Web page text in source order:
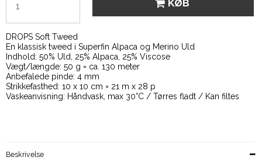
KØB
DROPS Soft Tweed
En klassisk tweed i Superfin Alpaca og Merino Uld
Indhold: 50% Uld, 25% Alpaca, 25% Viscose
Vægt/længde: 50 g = ca. 130 meter
Anbefalede pinde: 4 mm
Strikkefasthed: 10 x 10 cm = 21 m x 28 p
Vaskeanvisning: Håndvask, max 30°C / Tørres fladt / Kan filtes
Beskrivelse